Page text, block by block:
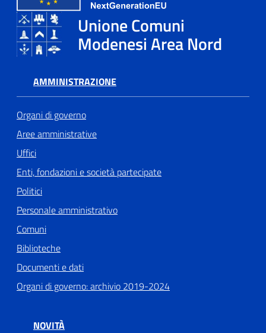
Unione Comuni
Modenesi Area Nord
AMMINISTRAZIONE
Organi di governo
Aree amministrative
Uffici
Enti, fondazioni e società partecipate
Politici
Personale amministrativo
Comuni
Biblioteche
Documenti e dati
Organi di governo: archivio 2019-2024
NOVITÀ